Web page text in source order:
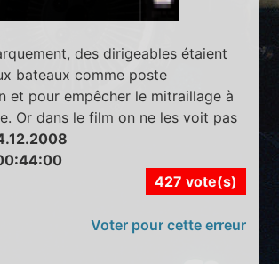
des dirigeables étaient
bateaux comme poste
et pour empêcher le mitraillage à
Or dans le film on ne les voit pas
427 vote(s)
Voter pour cette erreur